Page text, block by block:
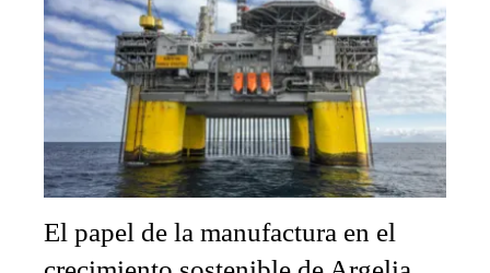
El papel de la manufactura en el